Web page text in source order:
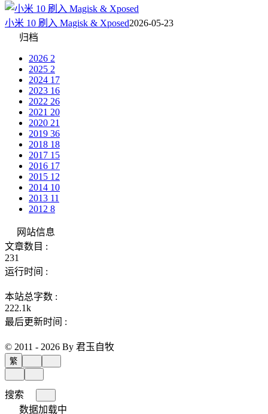
小米 10 刷入 Magisk & Xposed2026-05-23
归档
2026 2
2025 2
2024 17
2023 16
2022 26
2021 20
2020 21
2019 36
2018 18
2017 15
2016 17
2015 12
2014 10
2013 11
2012 8
网站信息
文章数目 :
231
运行时间 :
本站总字数 :
222.1k
最后更新时间 :
© 2011 - 2026 By 君玉自牧
繁
搜索
数据加载中